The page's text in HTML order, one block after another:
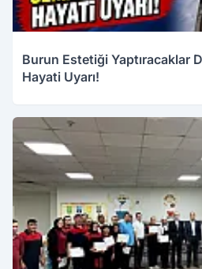
Burun Estetiği Yaptıracaklar
Hayati Uyarı!